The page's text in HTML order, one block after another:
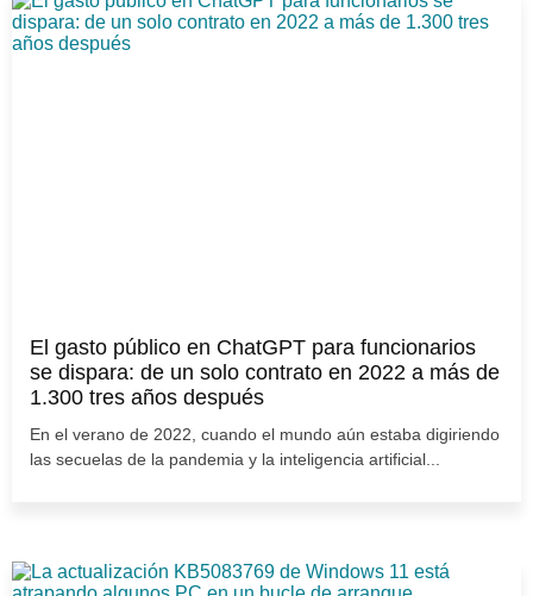
El gasto público en ChatGPT para funcionarios
se dispara: de un solo contrato en 2022 a más de
1.300 tres años después
En el verano de 2022, cuando el mundo aún estaba digiriendo
las secuelas de la pandemia y la inteligencia artificial...